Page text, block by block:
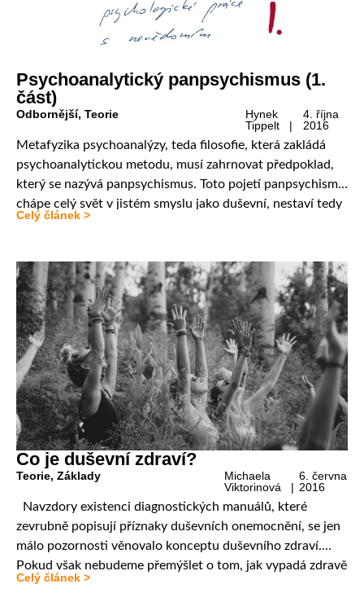
Psychoanalytický panpsychismus (1.
část)
Odbornější, Teorie
Hynek
Tippelt |
4. října
2016
Metafyzika psychoanalýzy, teda filosofie, která zakládá
psychoanalytickou metodu, musí zahrnovat předpoklad,
který se nazývá panpsychismus. Toto pojetí panpsychismu
chápe celý svět v jistém smyslu jako duševní, nestaví tedy
do protikladu svět psychický a materiální. Na jeho základě
jako důsledky psychických příčin. Tento text vyšel jako
kapitola v knize […]
Celý článek >
Co je duševní zdraví?
Teorie, Základy
Michaela
Viktorinová |
6. června
2016
Navzdory existenci diagnostických manuálů, které
zevrubně popisují příznaky duševních onemocnění, se jen
málo pozornosti věnovalo konceptu duševního zdraví.
Pokud však nebudeme přemýšlet o tom, jak vypadá zdravě
fungující lidská mysl, stěží můžeme efektivně léčit. Cílem
Celý článek >